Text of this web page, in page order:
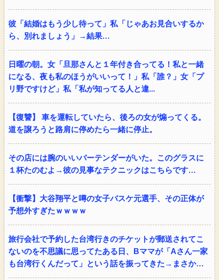
彼「結婚はもう少し待って」私「じゃあお見合いするか
ら、別れましょう」→結果…
日曜の朝。女「旦那さんと１年付き合ってる！私と一緒
になる、夜も私のほうがいいって！」私「誰？」女「プ
リ野ですけど」私「私が知ってる人と違...
【復讐】 車を運転していたら、後ろの女が煽ってくる。
道を譲ろうと路肩に停めたら一緒に停止。
その店には腕のいいバーテンダーがいた。このグラスに
１杯たのむよ→彼の見事なテクニックはこちらです…
【衝撃】大谷翔平と噂の女子バスケ元選手、その正体が
予想外すぎたｗｗｗｗ
旅行会社で予約した台湾行きのチケットが郵送されてこ
ないのを不思議に思ってたある日、Bママが「Aさん一家
も台湾行くんだって」という話を振ってきた→まさか…